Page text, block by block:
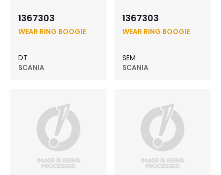
1367303
WEAR RING BOOGIE
DT
SCANIA
1367303
WEAR RING BOOGIE
SEM
SCANIA